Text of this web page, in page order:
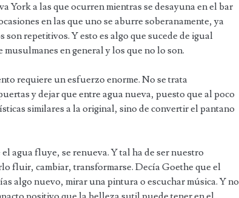
York a las que ocurren mientras se desayuna en el bar
en las que uno se aburre soberanamente, ya
son repetitivos. Y esto es algo que sucede de igual
en general y los que no lo son.
requiere un esfuerzo enorme. No se trata
y dejar que entre agua nueva, puesto que al poco
similares a la original, sino de convertir el pantano
agua fluye, se renueva. Y tal ha de ser nuestro
fluir, cambiar, transformarse. Decía Goethe que el
algo nuevo, mirar una pintura o escuchar música. Y no